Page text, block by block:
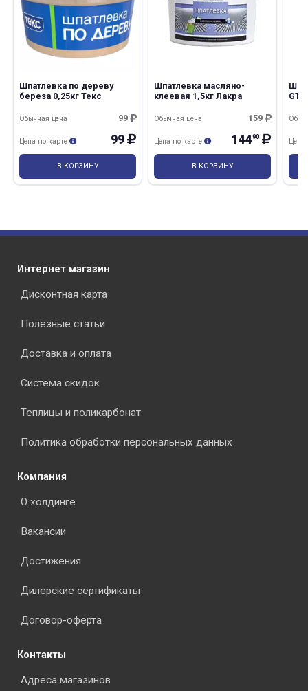
Шпатлевка по дереву
береза 0,25кг Текс
99
Обычная цена
99
Цена по карте
В КОРЗИНУ
Шпатлевка масляно-
клеевая 1,5кг Лакра
159
Обычная цена
14490
Цена по карте
В КОРЗИНУ
GT-
Цена
Интернет магазин
Дисконтная карта
Полезные статьи
Доставка и оплата
Система скидок
Теплицы и поликарбонат
Политика обработки персональных данных
Компания
О холдинге
Вакансии
Достижения
Дилерские сертификаты
Договор-оферта
Контакты
Адреса магазинов